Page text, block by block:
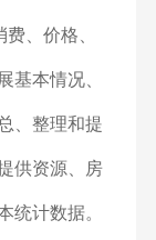
、价格、
基本情况、
、整理和提
供资源、房
统计数据。